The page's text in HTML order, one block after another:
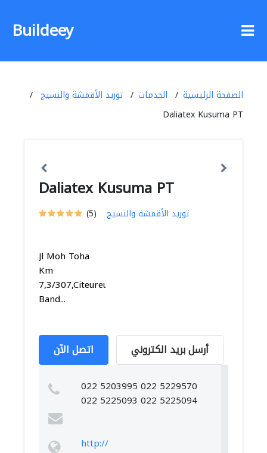
Buildeey
الصفحة الرئيسية الخدمات
توريد الأقمشة والنسيج
Daliatex Kusuma PT
Daliatex Kusuma PT
(5) توريد الأقمشة والنسيج
Jl Moh Toha
Km
7,3/307,Citeureup,Dayeuhkolot,
Band...
اتصل الآن أرسل بريد الكتروني
022 5203995 022 5229570
022 5225093 022 5225094
http://